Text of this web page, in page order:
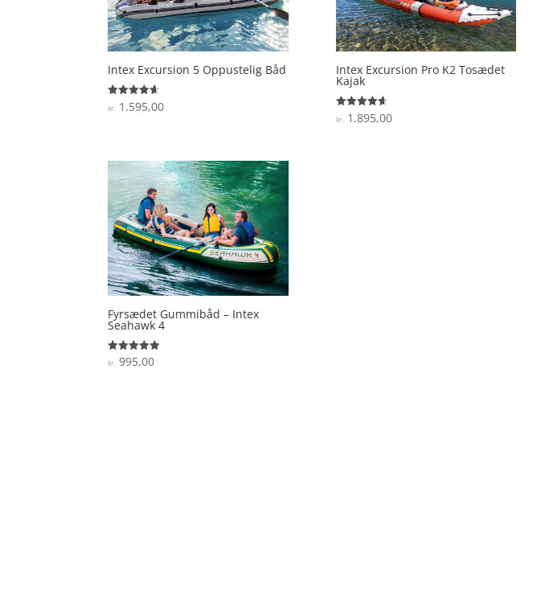
Intex Excursion 5 Oppustelig Båd
Vurderet
4.6
kr. 1.595,00
Intex Excursion Pro K2 Tosædet
Kajak
Vurderet
4.6
kr. 1.895,00
Fyrsædet Gummibåd – Intex
Seahawk 4
Vurderet
4.9
kr. 995,00